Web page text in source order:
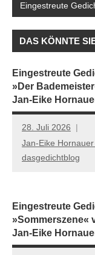
Eingestreute
DAS KÖNNTE
Eingestreute
»Der
Jan-Eike
28. Juli 2026
Jan-Eike
dasgedichtblog
Eingestreute
»Sommerszene«
Jan-Eike